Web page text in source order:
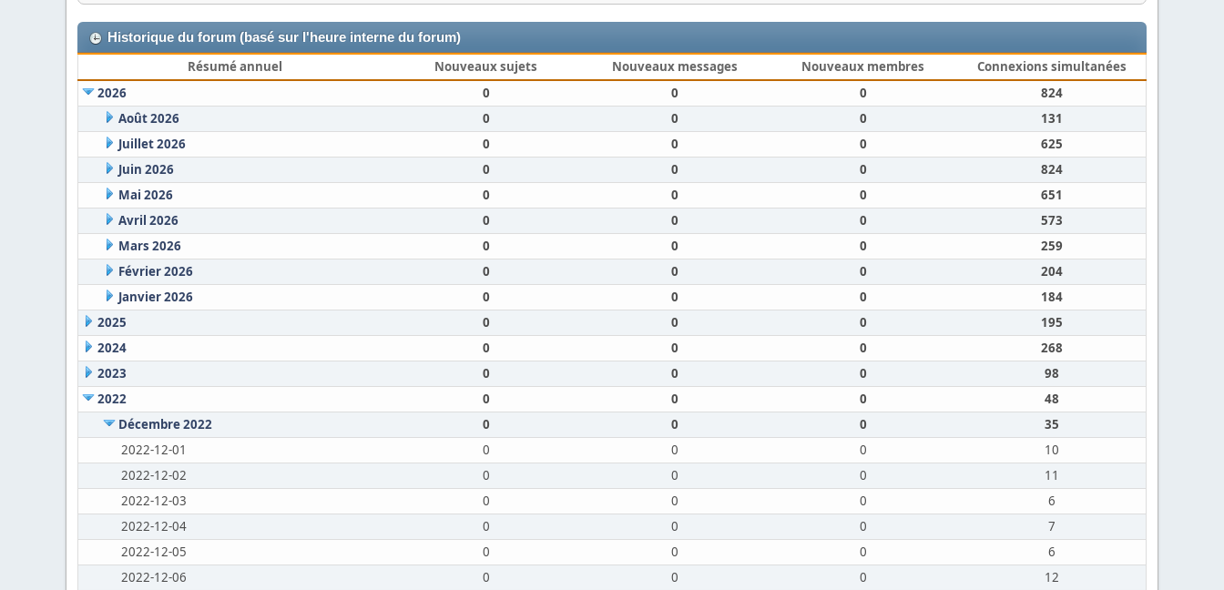
Historique du forum (basé sur l'heure interne du forum)
Résumé annuel Nouveaux sujets Nouveaux messages Nouveaux membres
Connexions simultanées
2026
0 0 0
824
Août 2026
0 0 0
131
Juillet 2026
0 0 0
625
Juin 2026
0 0 0
824
Mai 2026
0 0 0
651
Avril 2026
0 0 0
573
Mars 2026
0 0 0
259
Février 2026
0 0 0
204
Janvier 2026
0 0 0
184
2025
0 0 0
195
2024
0 0 0
268
2023
0 0 0
98
2022
0 0 0
48
Décembre 2022
0 0 0
35
2022-12-01
0 0 0
10
2022-12-02
0 0 0
11
2022-12-03
0 0 0
6
2022-12-04
0 0 0
7
2022-12-05
0 0 0
6
2022-12-06
0 0 0
12